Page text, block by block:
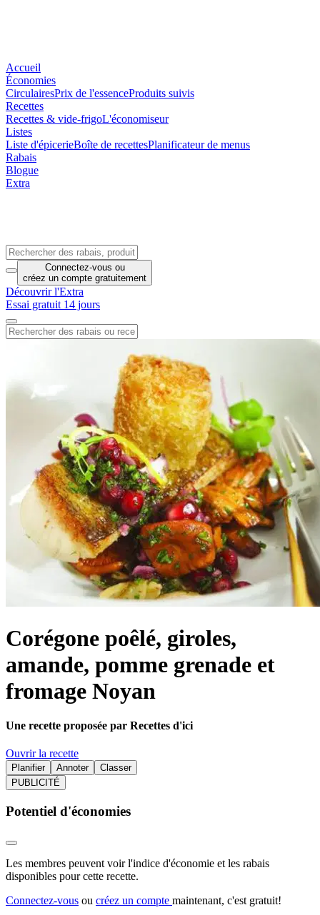
Accueil
Économies
CirculairesPrix de l'essenceProduits suivis
Recettes
Recettes & vide-frigoL'économiseur
Listes
Liste d'épicerieBoîte de recettesPlanificateur de menus
Rabais
Blogue
Extra
Connectez-vous ou
créez un compte gratuitement
Découvrir l'Extra
Essai gratuit 14 jours
Corégone poêlé, giroles,
amande, pomme grenade et
fromage Noyan
Une recette proposée par Recettes d'ici
Ouvrir la recette
Planifier Annoter
Classer
PUBLICITÉ
Potentiel d'économies
Les membres peuvent voir l'indice d'économie et les rabais
disponibles pour cette recette.
Connectez-vous ou créez un compte maintenant, c'est gratuit!